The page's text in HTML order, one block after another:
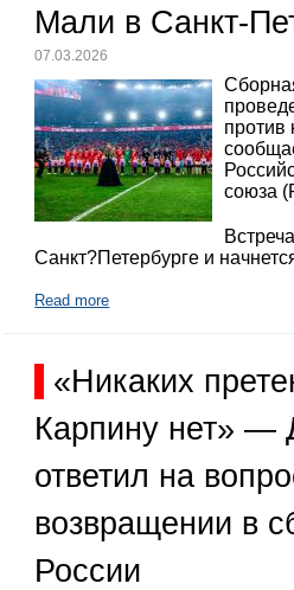
Мали в Санкт-
07.03.2026
союза
Санкт?Петербурге и
Read more
«Никаких
Карпину нет» —
ответил на
возвращении в
России